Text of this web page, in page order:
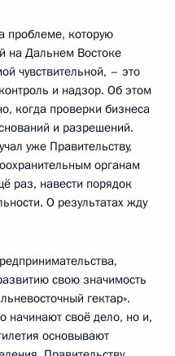
проблеме, которую
на Дальнем Востоке
чувствительной, – это
и надзор. Об этом
когда проверки бизнеса
и разрешений.
уже Правительству,
органам
раз, навести порядок
О результатах жду
свою значимость
гектар».
начинают своё дело, но и,
основывают